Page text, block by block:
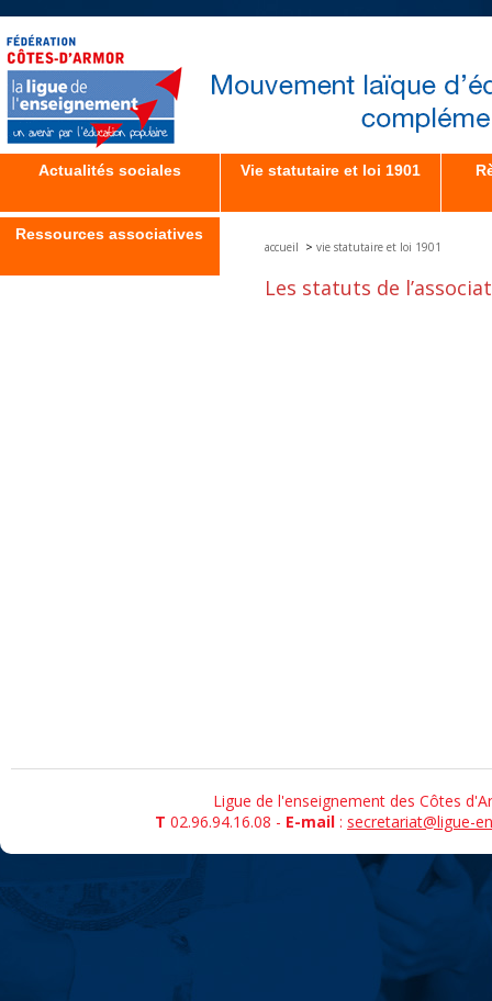
Actualités sociales Vie statutaire et loi 1901
Ressources associatives
accueil > vie statutaire et loi 1901
Les statuts de
Ligue de l'enseignement des Côtes
T 02.96.94.16.08 - E-mail : secretariat@ligue-